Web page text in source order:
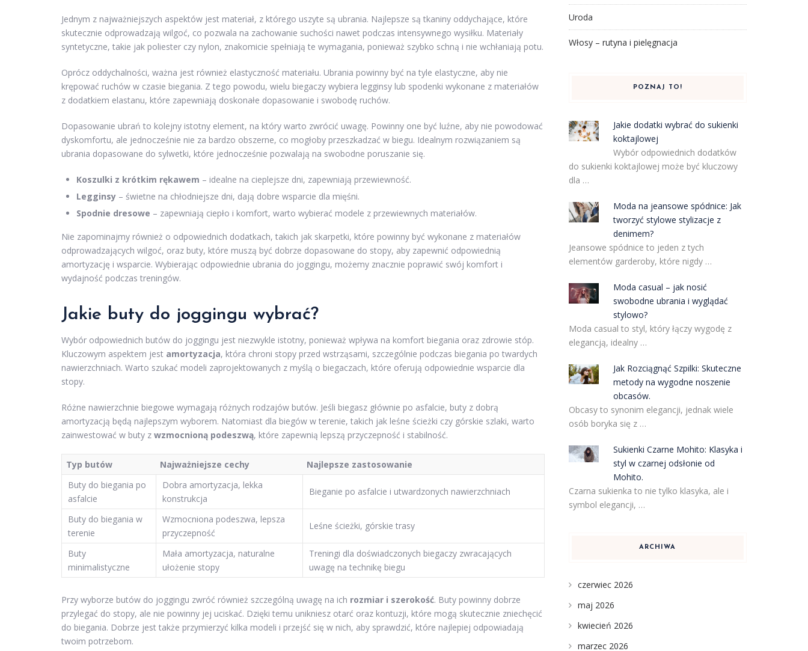
Jednym z najważniejszych aspektów jest materiał, z którego uszyte są ubrania. Najlepsze są tkaniny oddychające, które
skutecznie odprowadzają wilgoć, co pozwala na zachowanie suchości nawet podczas intensywnego wysiłku. Materiały
syntetyczne, takie jak poliester czy nylon, znakomicie spełniają te wymagania, ponieważ szybko schną i nie wchłaniają potu.
Oprócz oddychalności, ważna jest również elastyczność materiału. Ubrania powinny być na tyle elastyczne, aby nie
krępować ruchów w czasie biegania. Z tego powodu, wielu biegaczy wybiera legginsy lub spodenki wykonane z materiałów
z dodatkiem elastanu, które zapewniają doskonałe dopasowanie i swobodę ruchów.
Dopasowanie ubrań to kolejny istotny element, na który warto zwrócić uwagę. Powinny one być luźne, aby nie powodować
dyskomfortu, ale jednocześnie nie za bardzo obszerne, co mogłoby przeszkadzać w biegu. Idealnym rozwiązaniem są
ubrania dopasowane do sylwetki, które jednocześnie pozwalają na swobodne poruszanie się.
Koszulki z krótkim rękawem – idealne na cieplejsze dni, zapewniają przewiewność.
Legginsy – świetne na chłodniejsze dni, dają dobre wsparcie dla mięśni.
Spodnie dresowe – zapewniają ciepło i komfort, warto wybierać modele z przewiewnych materiałów.
Nie zapominajmy również o odpowiednich dodatkach, takich jak skarpetki, które powinny być wykonane z materiałów
odprowadzających wilgoć, oraz buty, które muszą być dobrze dopasowane do stopy, aby zapewnić odpowiednią
amortyzację i wsparcie. Wybierając odpowiednie ubrania do joggingu, możemy znacznie poprawić swój komfort i
wydajność podczas treningów.
Jakie buty do joggingu wybrać?
Wybór odpowiednich butów do joggingu jest niezwykle istotny, ponieważ wpływa na komfort biegania oraz zdrowie stóp.
Kluczowym aspektem jest amortyzacja, która chroni stopy przed wstrząsami, szczególnie podczas biegania po twardych
nawierzchniach. Warto szukać modeli zaprojektowanych z myślą o biegaczach, które oferują odpowiednie wsparcie dla
stopy.
Różne nawierzchnie biegowe wymagają różnych rodzajów butów. Jeśli biegasz głównie po asfalcie, buty z dobrą
amortyzacją będą najlepszym wyborem. Natomiast dla biegów w terenie, takich jak leśne ścieżki czy górskie szlaki, warto
zainwestować w buty z wzmocnioną podeszwą, które zapewnią lepszą przyczepność i stabilność.
Typ butów Najważniejsze cechy
Najlepsze zastosowanie
Buty do biegania po
asfalcie
Dobra amortyzacja, lekka
konstrukcja
Bieganie po asfalcie i utwardzonych nawierzchniach
Buty do biegania w
terenie
Wzmocniona podeszwa, lepsza
przyczepność
Leśne ścieżki, górskie trasy
Buty
minimalistyczne
Mała amortyzacja, naturalne
ułożenie stopy
Treningi dla doświadczonych biegaczy zwracających
uwagę na technikę biegu
Przy wyborze butów do joggingu zwróć również szczególną uwagę na ich rozmiar i szerokość. Buty powinny dobrze
przylegać do stopy, ale nie powinny jej uciskać. Dzięki temu unikniesz otarć oraz kontuzji, które mogą skutecznie zniechęcić
do biegania. Dobrze jest także przymierzyć kilka modeli i przejść się w nich, aby sprawdzić, które najlepiej odpowiadają
twoim potrzebom.
Uroda
Włosy – rutyna i pielęgnacja
POZNAJ TO!
Jakie dodatki wybrać do sukienki
koktajlowej
Wybór odpowiednich dodatków
do sukienki koktajlowej może być kluczowy
dla …
Moda na jeansowe spódnice: Jak
tworzyć stylowe stylizacje z
denimem?
Jeansowe spódnice to jeden z tych
elementów garderoby, które nigdy …
Moda casual – jak nosić
swobodne ubrania i wyglądać
stylowo?
Moda casual to styl, który łączy wygodę z
elegancją, idealny …
Jak Rozciągnąć Szpilki: Skuteczne
metody na wygodne noszenie
obcasów.
Obcasy to synonim elegancji, jednak wiele
osób boryka się z …
Sukienki Czarne Mohito: Klasyka i
styl w czarnej odsłonie od
Mohito.
Czarna sukienka to nie tylko klasyka, ale i
symbol elegancji, …
ARCHIWA
czerwiec 2026
maj 2026
kwiecień 2026
marzec 2026